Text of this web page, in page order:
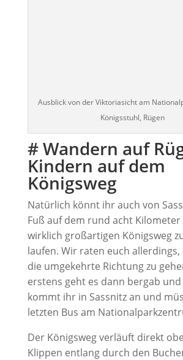
Ausblick von der Viktoriasicht am
Königsstuhl, Rügen
# Wandern auf
Kindern auf dem
Königsweg
Natürlich könnt ihr auch von
Fuß auf dem rund acht
wirklich großartigen Königsweg
laufen. Wir raten euch allerdings,
die umgekehrte Richtung zu
erstens geht es dann bergab und
kommt ihr in Sassnitz an und
letzten Bus am
Der Königsweg verläuft direkt
Klippen entlang durch den